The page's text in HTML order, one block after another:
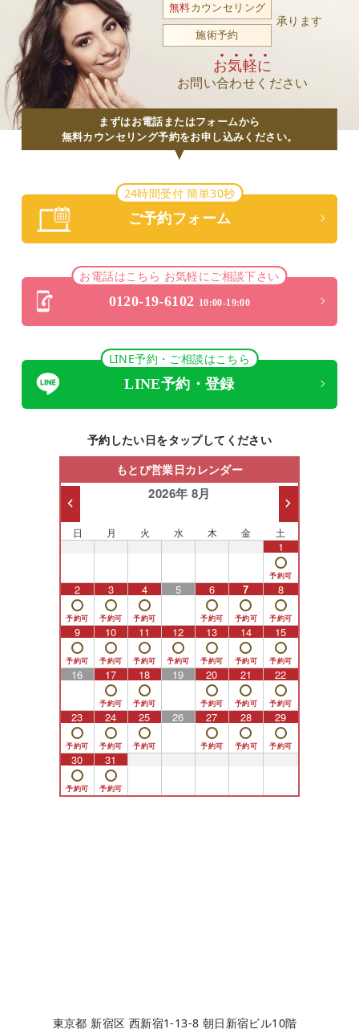
無料カウンセリング
施術予約
承ります
お気軽に
お問い合わせください
まずはお電話またはフォームから
無料カウンセリング予約をお申し込みください。
24時間受付 簡単30秒
ご予約フォーム
お電話はこちら お気軽にご相談下さい
0120-19-6102 10:00-19:00
LINE予約・ご相談はこちら
LINE予約・登録
予約したい日をタップしてください
もとび営業日カレンダー
2026年 8月
日 月 火 水 木 金 土
1
2 3 4 5 6 7 8
9 10 11 12 13 14 15
16 17 18 19 20 21 22
23 24 25 26 27 28 29
30 31
東京都 新宿区 西新宿1-13-8 朝日新宿ビル10階